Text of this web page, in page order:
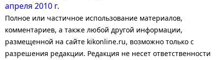
апреля 2010 г.
Полное или частичное использование материалов,
комментариев, а также любой другой информации,
размещенной на сайте kikonline.ru, возможно только с
разрешения редакции. Редакция не несет ответственности